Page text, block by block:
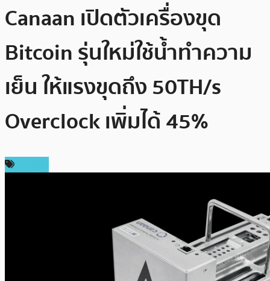
Canaan เปิดตัวเครื่องขุด
Bitcoin รุ่นใหม่ใช้น้ำทำความ
เย็น ให้แรงขุดถึง 50TH/s
Overclock เพิ่มได้ 45%